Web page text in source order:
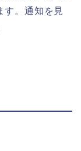
す。通知を見